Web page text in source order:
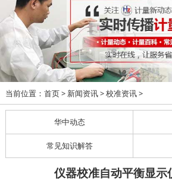
当前位置： 首页> 新闻资讯> 校准资讯>
华中动态
常见知识解答
仪器校准自动平衡显示